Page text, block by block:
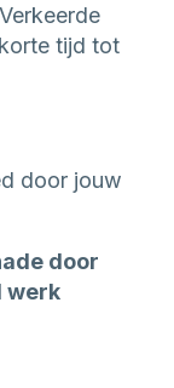
tijd tot
door jouw
door
werk